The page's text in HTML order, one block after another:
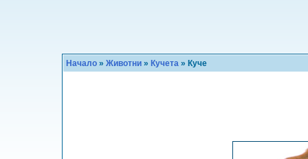
Начало » Животни » Кучета » Куче